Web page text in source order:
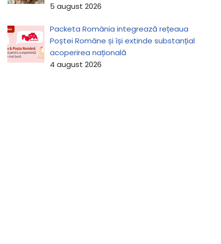
5 august 2026
Packeta România integrează rețeaua
Poștei Române și își extinde substanțial
acoperirea națională
4 august 2026